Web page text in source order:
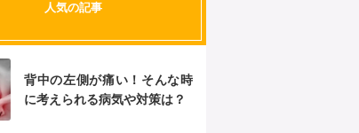
人気の記事
背中の左側が痛い！そんな時
に考えられる病気や対策は？